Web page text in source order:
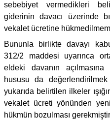
sebebiyet vermedikleri
giderinin davacı üzerinde
vekalet ücretine
Bununla birlikte davayı
312/2 maddesi uyarınca
eldeki davanın
hususu da
yukarıda belirtilen ilkeler
vekalet ücreti yönünden
hükmün bozulması